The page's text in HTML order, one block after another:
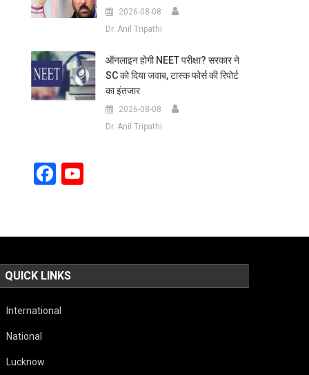
2026-08-08
Dr. Anil Tripathi
ऑनलाइन होगी NEET परीक्षा? सरकार ने
SC को दिया जवाब, टास्क फोर्स की रिपोर्ट
का इंतजार
2026-08-08
Dr. Anil Tripathi
Facebook
QUICK LINKS
International
National
Lucknow